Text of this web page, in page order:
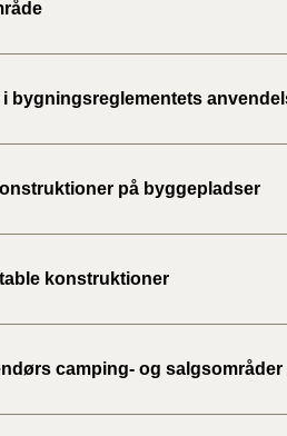
bygningsreglementets
på byggepladser
konstruktioner
camping- og